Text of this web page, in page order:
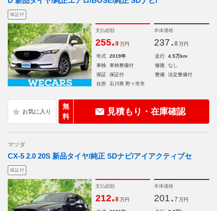
保証付
支払総額
255.9 万円
本体価格
237. 8 万円
年式 2019年 走行
4.5万km
車検
車検整備付 修復
なし
保証
保証付 整備
法定整備付
住所
石川県 野々市市
無
料
見積もり・在庫確認
マツダ
CX-5 2.0 20S 新品タイヤ/純正 SDナビ/アイアクティブセ
保証付
支払総額
212.8 万円
本体価格
201. 7 万円